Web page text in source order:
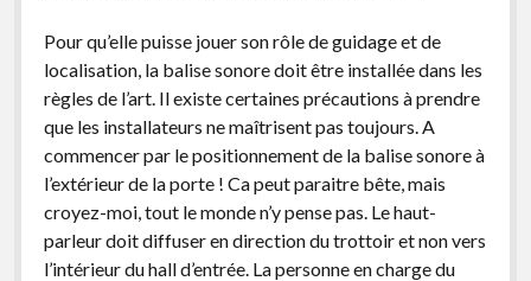
Pour qu’elle puisse jouer son rôle de guidage et de
localisation, la balise sonore doit être installée dans les
règles de l’art. Il existe certaines précautions à prendre
que les installateurs ne maîtrisent pas toujours. A
commencer par le positionnement de la balise sonore à
l’extérieur de la porte ! Ca peut paraitre bête, mais
croyez-moi, tout le monde n’y pense pas. Le haut-
parleur doit diffuser en direction du trottoir et non vers
l’intérieur du hall d’entrée. La personne en charge du